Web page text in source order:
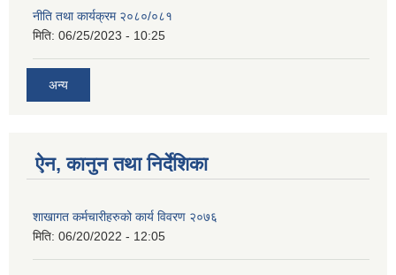
नीति तथा कार्यक्रम २०८०/०८१
मिति: 06/25/2023 - 10:25
अन्य
ऐन, कानुन तथा निर्देशिका
शाखागत कर्मचारीहरुको कार्य विवरण २०७६
मिति: 06/20/2022 - 12:05